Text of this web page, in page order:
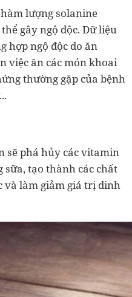
lượng solanine
gây ngộ độc. Dữ liệu
hợp ngộ độc do ăn
việc ăn các món khoai
thường gặp của bệnh
sẽ phá hủy các vitamin
sữa, tạo thành các chất
và làm giảm giá trị dinh